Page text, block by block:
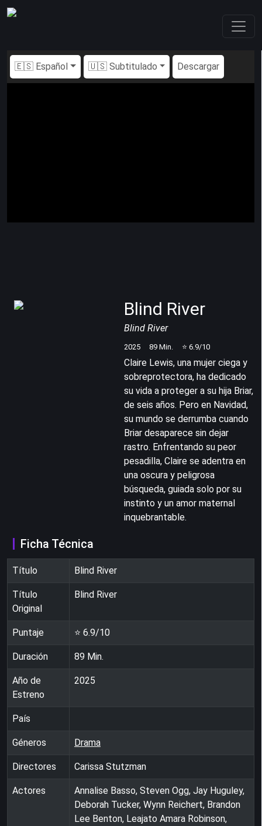
🇪🇸 Español 🇺🇸 Subtitulado Descargar
Blind River
Blind River
2025 89 Min. ⭐ 6.9/10
Claire Lewis, una mujer ciega y
sobreprotectora, ha dedicado
su vida a proteger a su hija Briar,
de seis años. Pero en Navidad,
su mundo se derrumba cuando
Briar desaparece sin dejar
rastro. Enfrentando su peor
pesadilla, Claire se adentra en
una oscura y peligrosa
búsqueda, guiada solo por su
instinto y un amor maternal
inquebrantable.
Ficha Técnica
Título Blind River
Título
Original
Blind River
Puntaje ⭐ 6.9/10
Duración 89 Min.
Año de
Estreno
2025
País
Géneros Drama
Directores Carissa Stutzman
Actores
Annalise Basso, Steven Ogg, Jay Huguley,
Deborah Tucker, Wynn Reichert, Brandon
Lee Benton, Leajato Amara Robinson,